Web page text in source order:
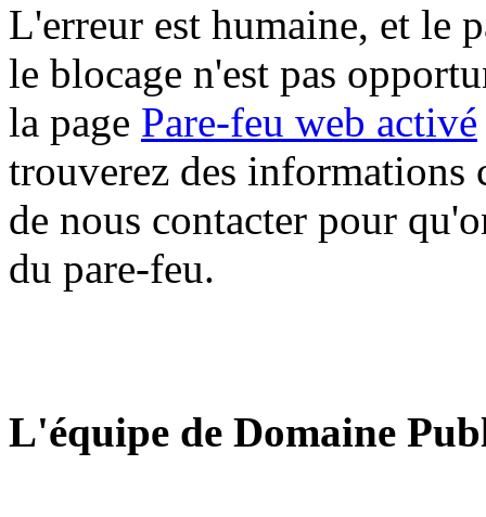
L'erreur est humaine, et le
le blocage n'est pas
la page Pare-feu web activé
trouverez des informations
de nous contacter pour
du pare-feu.
L'équipe de Domaine